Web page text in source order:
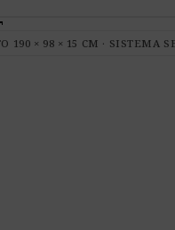
190 × 98 × 15 CM · SISTEMA